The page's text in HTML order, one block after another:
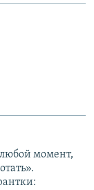
момент,